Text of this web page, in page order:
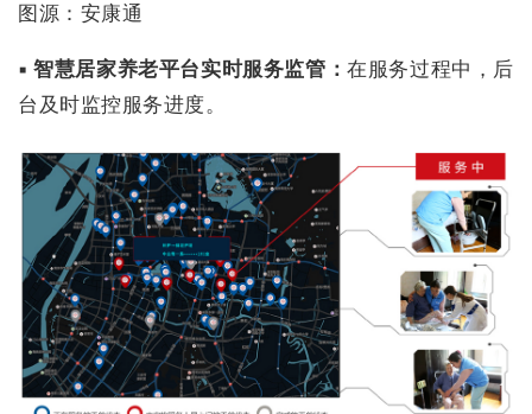
图源：安康通
▪ 智慧居家养老平台实时服务监管：在服务过程中，后
台及时监控服务进度。